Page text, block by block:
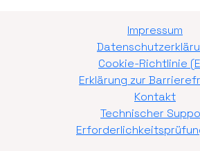
Impressum
Cookie-Richtlinie
Erklärung zur
Kontakt
Technischer